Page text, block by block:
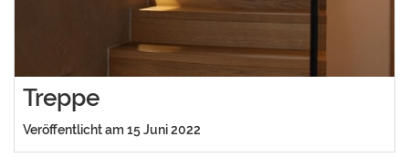
Treppe
Veröffentlicht am 15 Juni 2022